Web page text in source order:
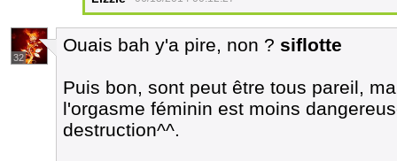
32
Ouais bah y'a pire, non ? siflotte
Puis bon, sont peut être tous pareil,
l'orgasme féminin est moins
destruction^^.